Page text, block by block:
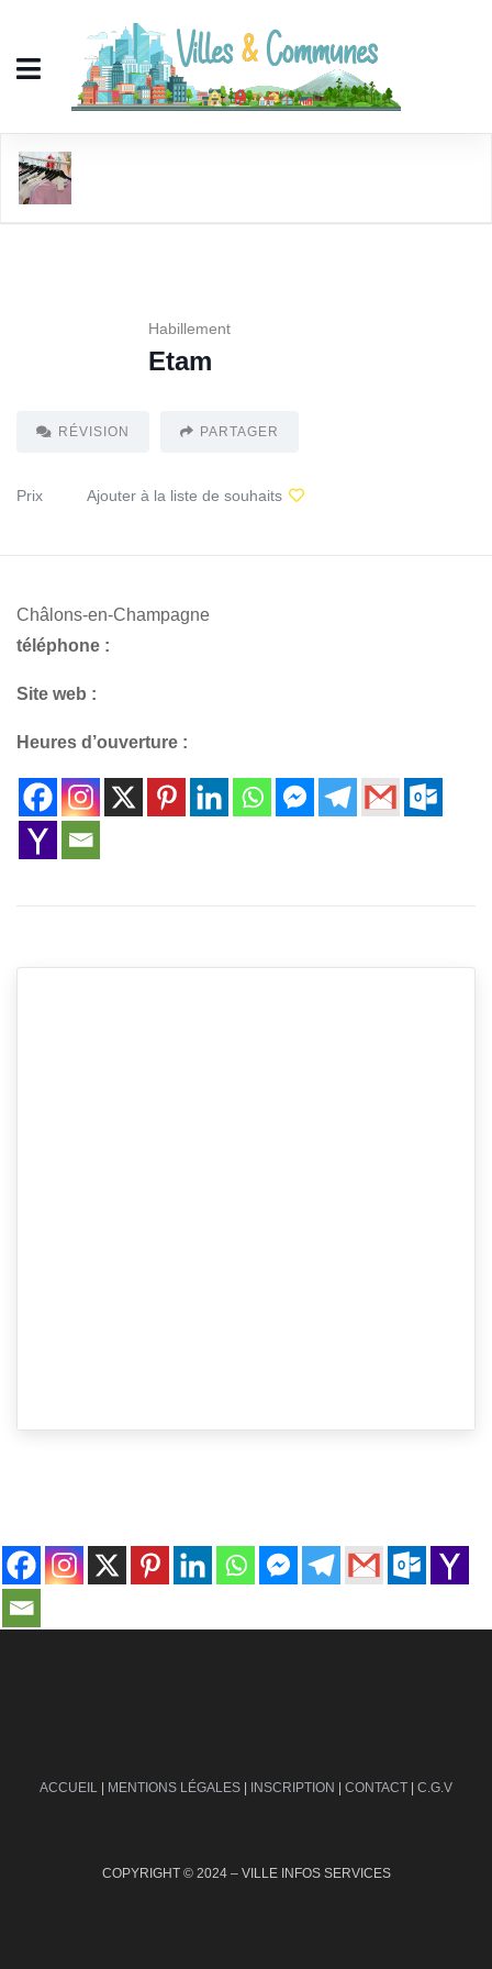
Habillement
Etam
RÉVISION PARTAGER
Prix Ajouter à la liste de souhaits
Châlons-en-Champagne
téléphone :
Site web :
Heures d’ouverture :
ACCUEIL | MENTIONS LÉGALES | INSCRIPTION | CONTACT | C.G.V
COPYRIGHT © 2024 – VILLE INFOS SERVICES